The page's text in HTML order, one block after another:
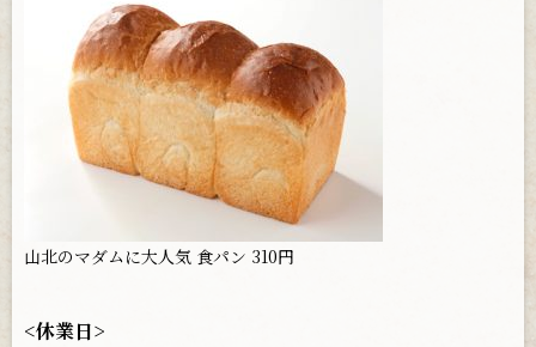
山北のマダムに大人気 食パン 310円
<休業日>